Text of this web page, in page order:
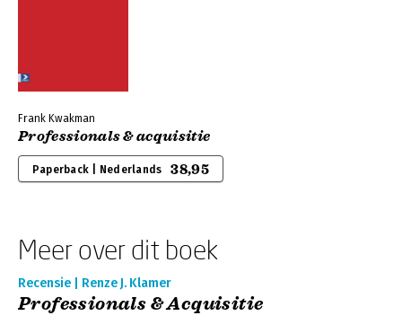
Frank Kwakman
Professionals & acquisitie
Paperback | Nederlands 38,95
Meer over dit boek
Recensie | Renze J. Klamer
Professionals & Acquisitie